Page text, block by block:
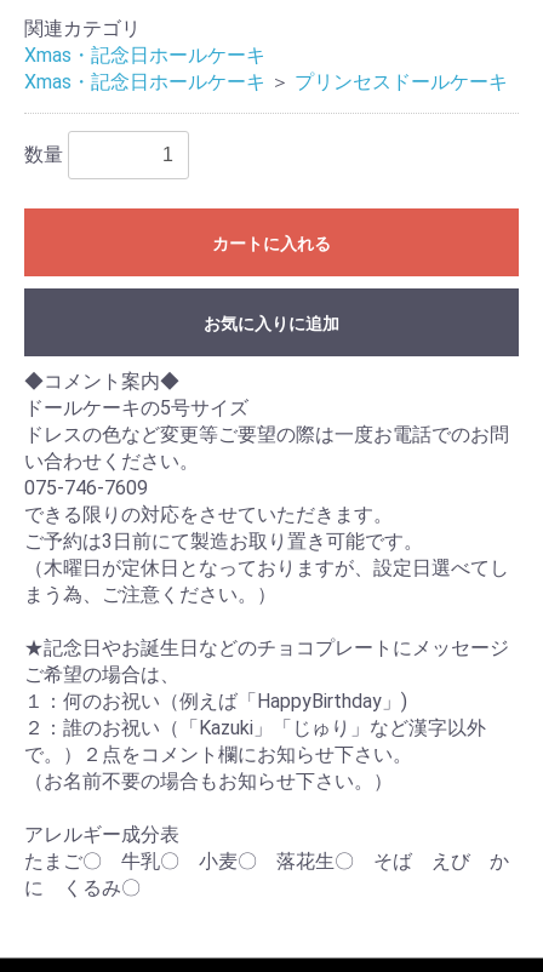
関連カテゴリ
Xmas・記念日ホールケーキ
Xmas・記念日ホールケーキ ＞ プリンセスドールケーキ
数量
カートに入れる
お気に入りに追加
◆コメント案内◆
ドールケーキの5号サイズ
ドレスの色など変更等ご要望の際は一度お電話でのお問
い合わせください。
075-746-7609
できる限りの対応をさせていただきます。
ご予約は3日前にて製造お取り置き可能です。
（木曜日が定休日となっておりますが、設定日選べてし
まう為、ご注意ください。）
★記念日やお誕生日などのチョコプレートにメッセージ
ご希望の場合は、
１：何のお祝い（例えば「HappyBirthday」)
２：誰のお祝い（「Kazuki」「じゅり」など漢字以外
で。）２点をコメント欄にお知らせ下さい。
（お名前不要の場合もお知らせ下さい。）
アレルギー成分表
たまご〇 牛乳〇 小麦〇 落花生〇 そば えび か
に くるみ〇